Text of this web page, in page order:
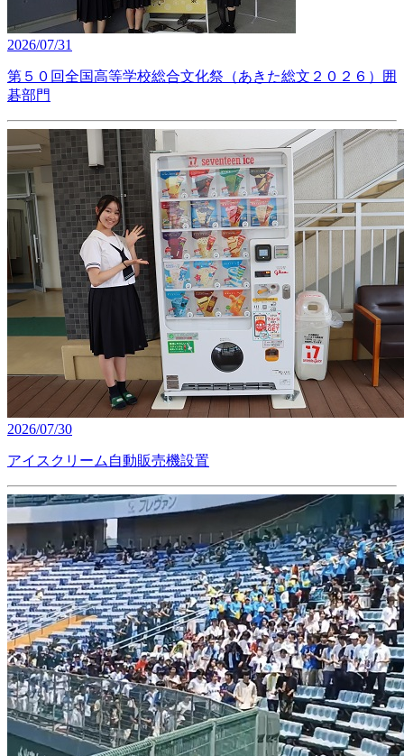
2026/07/31
第５０回全国高等学校総合文化祭（あきた総文２０２６）囲
碁部門
2026/07/30
アイスクリーム自動販売機設置